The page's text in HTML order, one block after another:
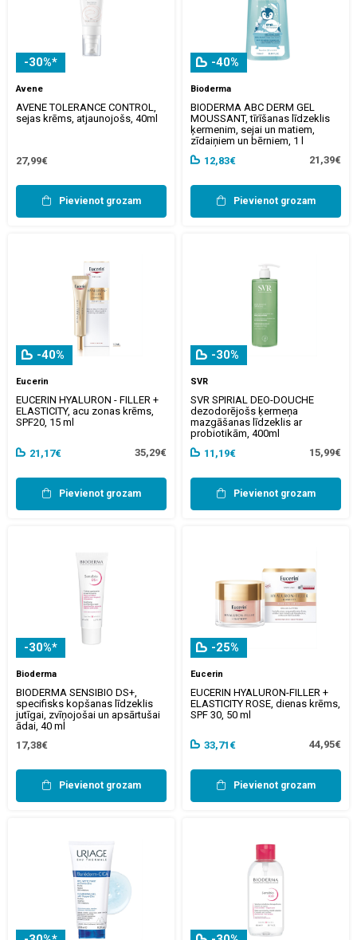
-30%*
Avene
AVENE TOLERANCE CONTROL,
sejas krēms, atjaunojošs, 40ml
27,99€
Pievienot grozam
-40%
Bioderma
BIODERMA ABC DERM GEL
MOUSSANT, tīrīšanas līdzeklis
ķermenim, sejai un matiem,
zīdaiņiem un bērniem, 1 l
12,83€
21,39€
Pievienot grozam
-40%
Eucerin
EUCERIN HYALURON - FILLER +
ELASTICITY, acu zonas krēms,
SPF20, 15 ml
21,17€ 35,29€
Pievienot grozam
-30%
SVR
SVR SPIRIAL DEO-DOUCHE
dezodorējošs ķermeņa
mazgāšanas līdzeklis ar
probiotikām, 400ml
11,19€
15,99€
Pievienot grozam
-30%*
Bioderma
BIODERMA SENSIBIO DS+,
specifisks kopšanas līdzeklis
jutīgai, zvīņojošai un apsārtušai
ādai, 40 ml
17,38€
Pievienot grozam
-25%
Eucerin
EUCERIN HYALURON-FILLER +
ELASTICITY ROSE, dienas krēms,
SPF 30, 50 ml
33,71€ 44,95€
Pievienot grozam